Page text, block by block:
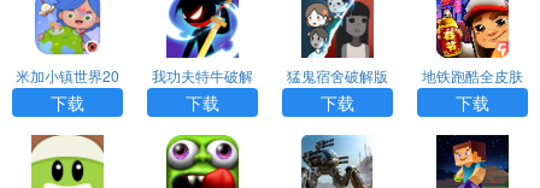
米加小镇世界20
26最新版破解版
无广告
下载
我功夫特牛破解
版下载安装
下载
猛鬼宿舍破解版
MOD菜单下载
下载
地铁跑酷全皮肤
全滑板全背饰中
文版
下载